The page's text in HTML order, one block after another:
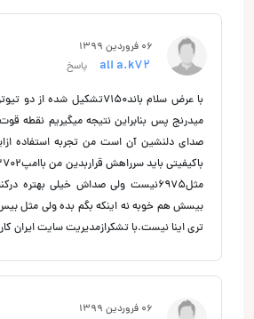
06 فروردین 1399
پاسخ
با عرض سلام باند7150تشکیل
صدای دلنشین آن است من تجربه استفاده
مثل6975نیست ولی صداش خیلی بهتره
تری اینا نیست.با تشکرازمدیریت سایت ایران
06 فروردین 1399